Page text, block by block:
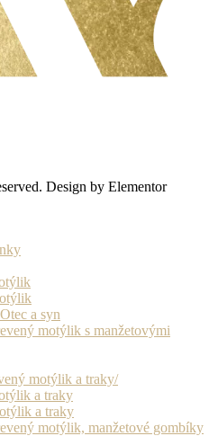
Design by Elementor
a syn
motýlik s manžetovými
motýlik a traky/
a traky
a traky
motýlik, manžetové gombíky